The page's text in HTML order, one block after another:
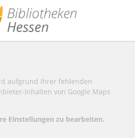
aufgrund Ihrer fehlenden
Inhalten von Google Maps
Einstellungen zu bearbeiten.